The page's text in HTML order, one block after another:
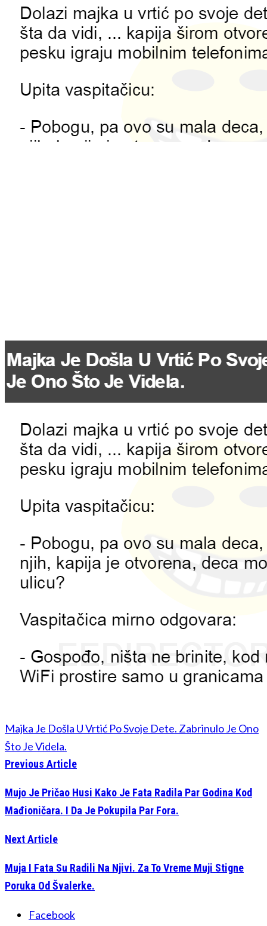
Majka Je Došla U Vrtić Po Svoje Dete. Zabrinulo Je Ono
Što Je Videla.
Previous Article
Mujo Je Pričao Husi Kako Je Fata Radila Par Godina Kod
Mađioničara. I Da Je Pokupila Par Fora.
Next Article
Muja I Fata Su Radili Na Njivi. Za To Vreme Muji Stigne
Poruka Od Švalerke.
Facebook